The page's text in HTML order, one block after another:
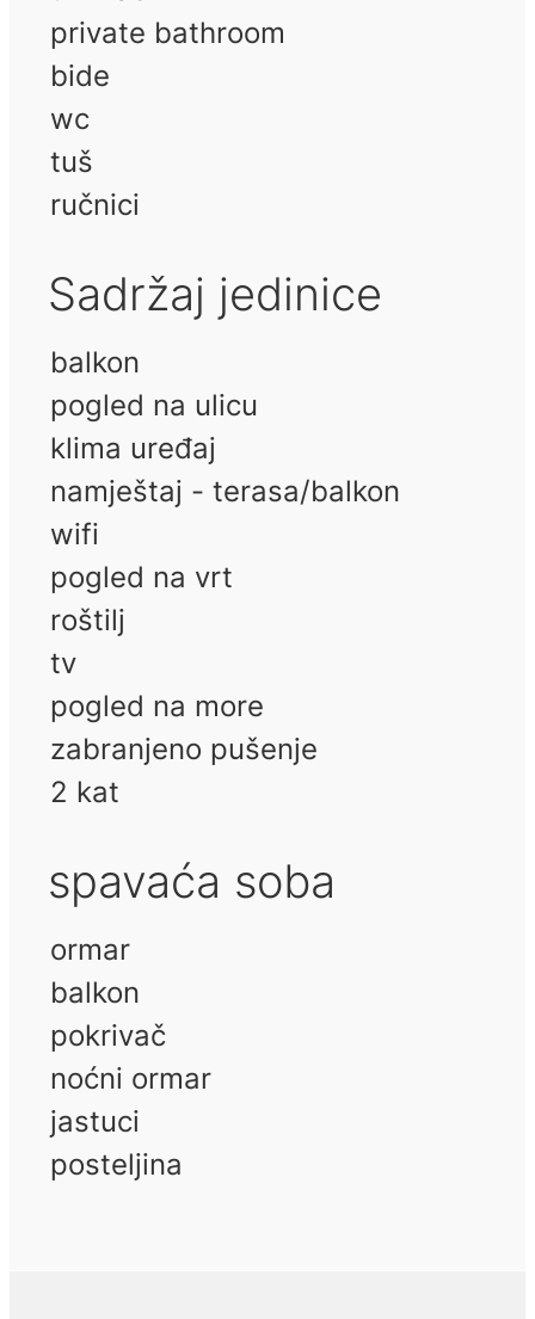
private bathroom
bide
wc
tuš
ručnici
Sadržaj jedinice
balkon
pogled na ulicu
klima uređaj
namještaj - terasa/balkon
wifi
pogled na vrt
roštilj
tv
pogled na more
zabranjeno pušenje
2 kat
spavaća soba
ormar
balkon
pokrivač
noćni ormar
jastuci
posteljina